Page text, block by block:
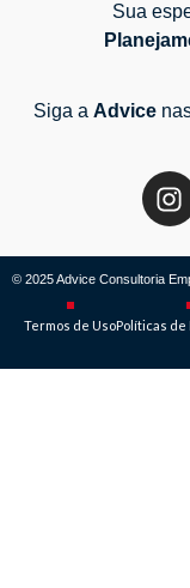
Sua
Siga a Advice
© 2025 Advice Consultoria
Termos de UsoPolíticas de